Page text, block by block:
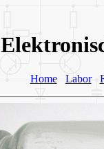
Home Labor